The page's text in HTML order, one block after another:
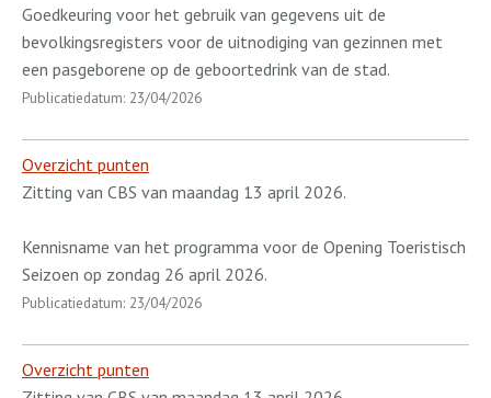
Goedkeuring voor het gebruik van gegevens uit de
bevolkingsregisters voor de uitnodiging van gezinnen met
een pasgeborene op de geboortedrink van de stad.
Publicatiedatum: 23/04/2026
Overzicht punten
Zitting van CBS van maandag 13 april 2026.
Kennisname van het programma voor de Opening Toeristisch
Seizoen op zondag 26 april 2026.
Publicatiedatum: 23/04/2026
Overzicht punten